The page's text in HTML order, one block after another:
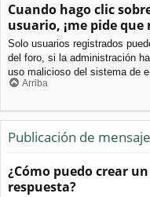
Cuando hago clic
usuario, ¡me pide que
Solo usuarios registrados
del foro, si la administración
uso malicioso del sistema de
Arriba
Publicación de
¿Cómo puedo crear
respuesta?